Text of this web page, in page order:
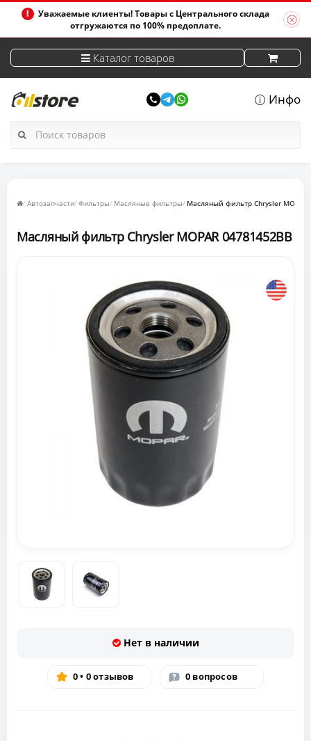
Уважаемые клиенты! Товары с Центрального склада
отгружаются по 100% предоплате.
Каталог товаров
Инфо
Автозапчасти Фильтры Масляные фильтры Масляный фильтр Chrysler MOPAR
Масляный фильтр Chrysler MOPAR 04781452BB
Нет в наличии
0 • 0 отзывов 0 вопросов